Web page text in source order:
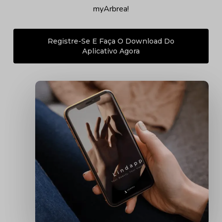
myArbrea!
Registre-Se E Faça O Download Do
Aplicativo Agora